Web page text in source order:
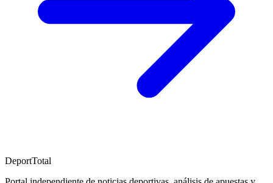
DeportTotal